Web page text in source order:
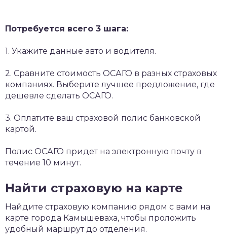
Потребуется всего 3 шага:
1. Укажите данные авто и водителя.
2. Сравните стоимость ОСАГО в разных страховых
компаниях. Выберите лучшее предложение, где
дешевле сделать ОСАГО.
3. Оплатите ваш страховой полис банковской
картой.
Полис ОСАГО придет на электронную почту в
течение 10 минут.
Найти страховую на карте
Найдите страховую компанию рядом с вами на
карте города Камышеваха, чтобы проложить
удобный маршрут до отделения.